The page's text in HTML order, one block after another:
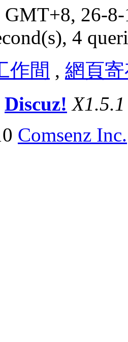
GMT+8, 26-
4
作間 , 網頁
Discuz! X1.5.1
Comsenz Inc.